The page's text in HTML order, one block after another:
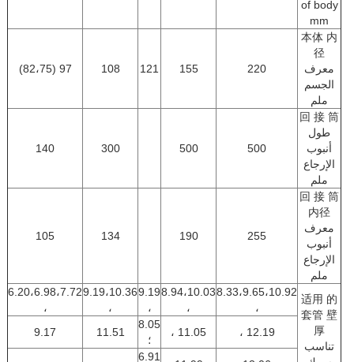
of body
mm
本体 内
径
معرف
الجسم
ملم
220
155
121
108 97 (82،75)
回 接 筒
طول
أنبوب
الإرجاع
ملم
500
500
300
140
回 接 筒
内径
معرف
أنبوب
الإرجاع
ملم
255
190
134
105
适用 的
套管 壁
厚
تناسب
8.33،9.65،10.92 8.94،10.03 9.19 9.19،10.36 6.20،6.98،7.72
12.19 ،
11.05 ،
8.05
11.51
9.17
6.91